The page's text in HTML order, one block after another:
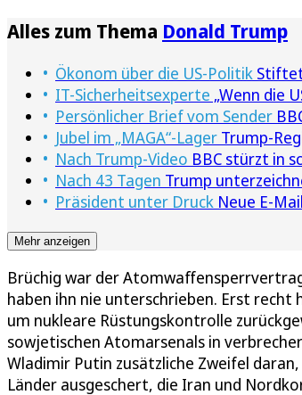
Alles zum Thema Donald Trump
Ökonom über die US-Politik
IT-Sicherheitsexperte „Wenn die
Persönlicher Brief vom Sender
Jubel im „MAGA“-Lager Trump-
Nach Trump-Video BBC stürzt in
Nach 43 Tagen Trump
Präsident unter Druck Neue E-
Mehr anzeigen
Brüchig war der
haben ihn nie unterschrieben. Erst recht
um nukleare Rüstungskontrolle
sowjetischen Atomarsenals in
Wladimir Putin zusätzliche Zweifel
Länder ausgeschert, die Iran und